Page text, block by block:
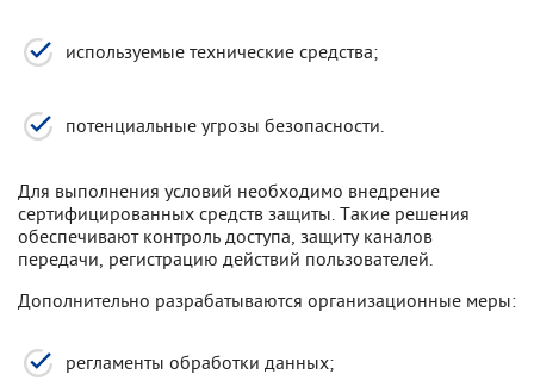
используемые технические средства;
потенциальные угрозы безопасности.
Для выполнения условий необходимо внедрение
сертифицированных средств защиты. Такие решения
обеспечивают контроль доступа, защиту каналов
передачи, регистрацию действий пользователей.
Дополнительно разрабатываются организационные меры:
регламенты обработки данных;